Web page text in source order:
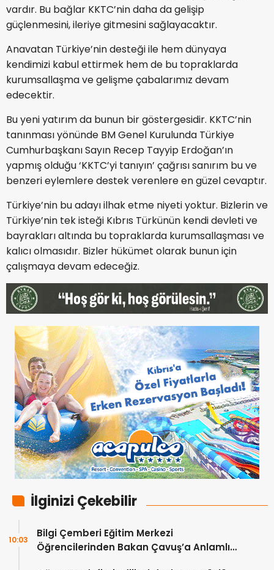
vardır. Bu bağlar KKTC’nin daha da gelişip
güçlenmesini, ileriye gitmesini sağlayacaktır.
Anavatan Türkiye’nin desteği ile hem dünyaya
kendimizi kabul ettirmek hem de bu topraklarda
kurumsallaşma ve gelişme çabalarımız devam
edecektir.
Bu yeni yatırım da bunun bir göstergesidir. KKTC’nin
tanınması yönünde BM Genel Kurulunda Türkiye
Cumhurbaşkanı Sayın Recep Tayyip Erdoğan’ın
yapmış olduğu ‘KKTC’yi tanıyın’ çağrısı sanırım bu ve
benzeri eylemlere destek verenlere en güzel cevaptır.
Türkiye’nin bu adayı ilhak etme niyeti yoktur. Bizlerin ve
Türkiye’nin tek isteği Kıbrıs Türkünün kendi devleti ve
bayrakları altında bu topraklarda kurumsallaşması ve
kalıcı olmasıdır. Bizler hükümet olarak bunun için
çalışmaya devam edeceğiz.
İlginizi Çekebilir
Bilgi Çemberi Eğitim Merkezi
Öğrencilerinden Bakan Çavuş’a Anlamlı
10:03